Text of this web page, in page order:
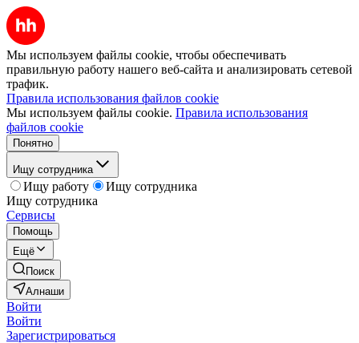
Мы используем файлы cookie, чтобы обеспечивать
правильную работу нашего веб-сайта и анализировать сетевой
трафик.
Правила использования файлов cookie
Мы используем файлы cookie. Правила использования
файлов cookie
Понятно
Ищу сотрудника
Ищу работу
Ищу сотрудника
Ищу сотрудника
Сервисы
Помощь
Ещё
Поиск
Алнаши
Войти
Войти
Зарегистрироваться